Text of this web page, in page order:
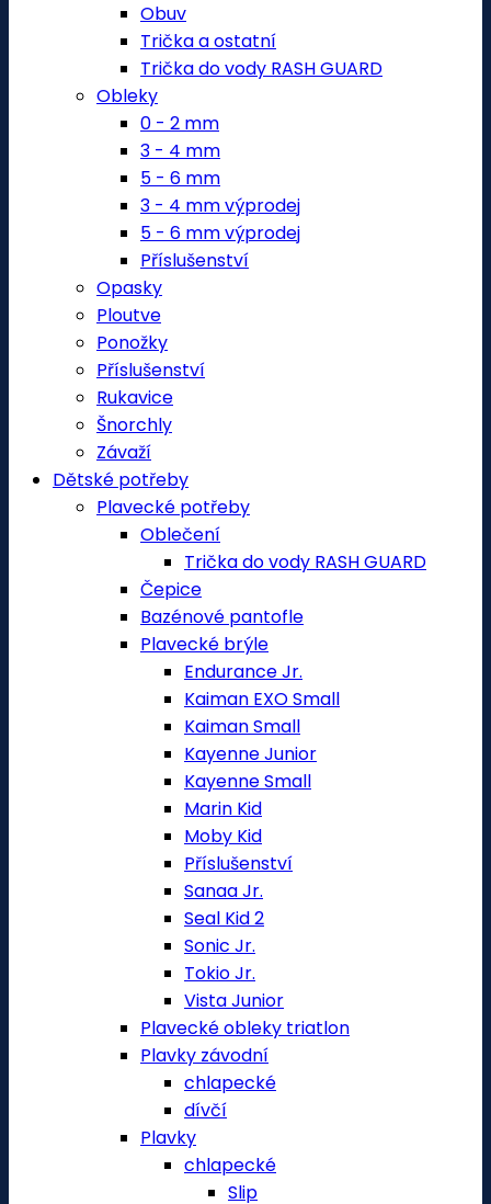
Obuv
Trička a ostatní
Trička do vody RASH GUARD
Obleky
0 - 2 mm
3 - 4 mm
5 - 6 mm
3 - 4 mm výprodej
5 - 6 mm výprodej
Příslušenství
Opasky
Ploutve
Ponožky
Příslušenství
Rukavice
Šnorchly
Závaží
Dětské potřeby
Plavecké potřeby
Oblečení
Trička do vody RASH GUARD
Čepice
Bazénové pantofle
Plavecké brýle
Endurance Jr.
Kaiman EXO Small
Kaiman Small
Kayenne Junior
Kayenne Small
Marin Kid
Moby Kid
Příslušenství
Sanaa Jr.
Seal Kid 2
Sonic Jr.
Tokio Jr.
Vista Junior
Plavecké obleky triatlon
Plavky závodní
chlapecké
dívčí
Plavky
chlapecké
Slip